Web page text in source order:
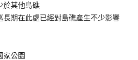
於其他島礁
長期在此處已經對島礁產生不少影響
家公園